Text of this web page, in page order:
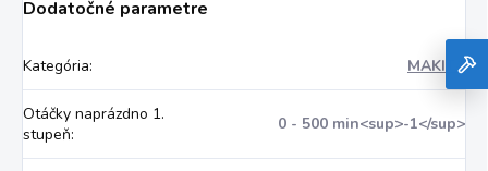
Dodatočné parametre
Kategória: MAKITA
Otáčky naprázdno 1.
stupeň:
0 - 500 min<sup>-1</sup>